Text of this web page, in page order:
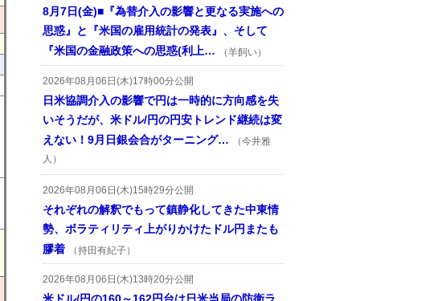
8月7日(金)■『為替介入の影響と更なる実施への
思惑』と『米国の雇用統計の発表』、そして
『米国の金融政策への思惑(利上…
（羊飼い）
2026年08月06日(木)17時00分公開
日米協調介入の影響で円は一時的に方向感を失
いそうだが、米ドル/円の円安トレンド継続は変
えない！9月日銀会合がターニング…
（今井雅
人）
2026年08月06日(木)15時29分公開
それぞれの解釈でもって鎮静化してきた中東情
勢、ボラティリティ上がりかけたドル円またも
膠着
（持田有紀子）
2026年08月06日(木)13時20分公開